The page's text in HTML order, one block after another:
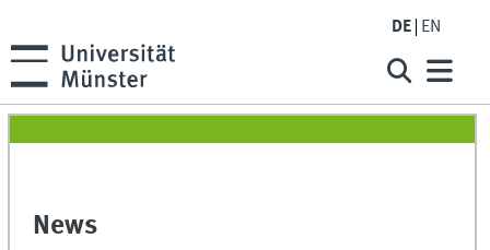
DE EN
News